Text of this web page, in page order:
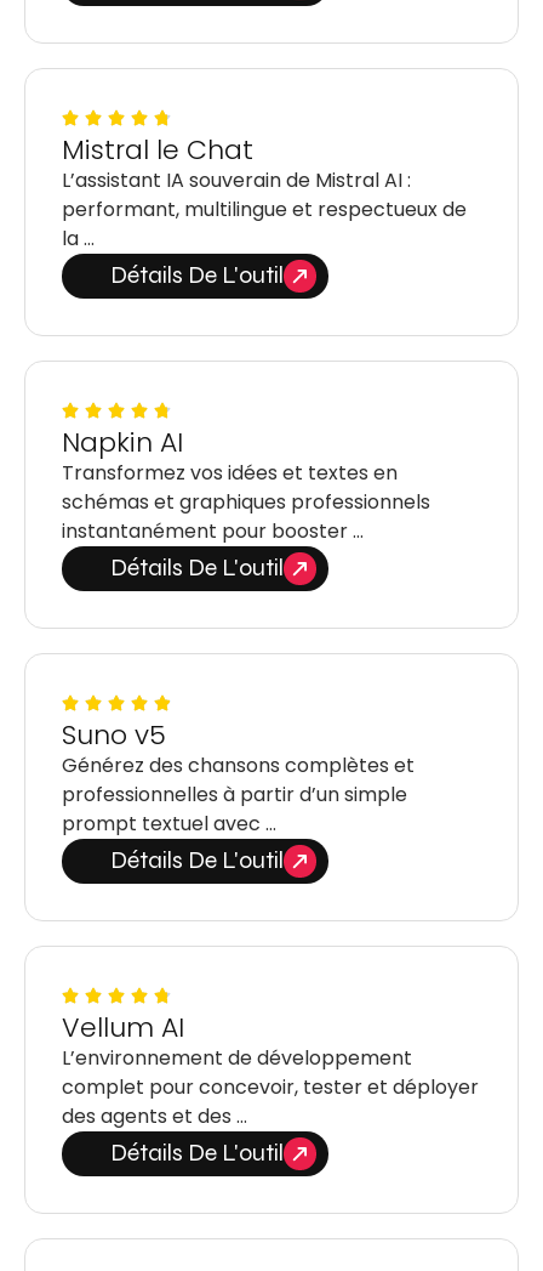
Mistral le Chat
L’assistant IA souverain de Mistral AI :
performant, multilingue et respectueux de
la …
Détails De L'outil
Napkin AI
Transformez vos idées et textes en
schémas et graphiques professionnels
instantanément pour booster …
Détails De L'outil
Suno v5
Générez des chansons complètes et
professionnelles à partir d’un simple
prompt textuel avec …
Détails De L'outil
Vellum AI
L’environnement de développement
complet pour concevoir, tester et déployer
des agents et des …
Détails De L'outil